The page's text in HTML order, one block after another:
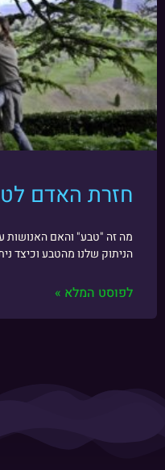
חזרת האדם
מה זה "טבע" והאם האנושות
הניתוק שלנו מהטבע וכיצד
לפוסט המלא »